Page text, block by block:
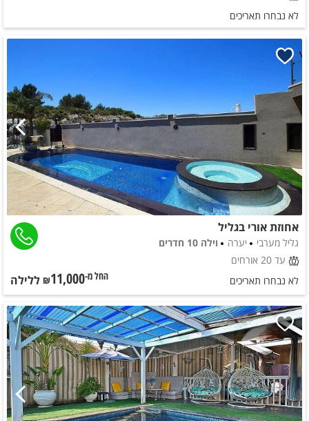
לא נבחרו תאריכים
אחוזת אורי בגליל
גליל מערבי יערה
וילה 10 חדרים
עד 20 אורחים
לא נבחרו תאריכים
החל מ-₪11,000 ללילה